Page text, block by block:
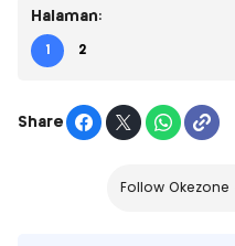
Halaman:
1 2
Share
Follow